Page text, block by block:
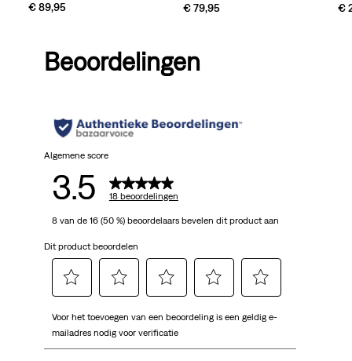
€ 89,95
€ 79,95
€
Beoordelingen
Algemene score
3.5 18 beoordelingen
8 van de 16 (50 %) beoordelaars bevelen dit product aan
Dit product beoordelen
om
het
om
het
om
het
om
om
Voor het toevoegen van een beoordeling is een geldig e-
mailadres nodig voor verificatie